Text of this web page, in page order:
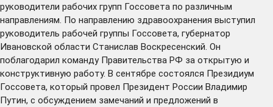
руководители рабочих групп Госсовета по различным
направлениям. По направлению здравоохранения выступил
руководитель рабочей группы Госсовета, губернатор
Ивановской области Станислав Воскресенский. Он
поблагодарил команду Правительства РФ за открытую и
конструктивную работу. В сентябре состоялся Президиум
Госсовета, который провел Президент России Владимир
Путин, с обсуждением замечаний и предложений в